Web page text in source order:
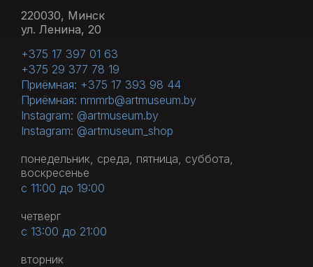
220030, Минск
ул. Ленина, 20
+375 17 397 01 63
+375 29 377 78 19
Приёмная: +375 17 393 98 44
Приёмная: nmmrb@artmuseum.by
Instagram: @artmuseum.by
Instagram: @artmuseum_shop
понедельник, среда, пятница, суббота,
воскресенье
с 11:00 до 19:00
четверг
с 13:00 до 21:00
вторник